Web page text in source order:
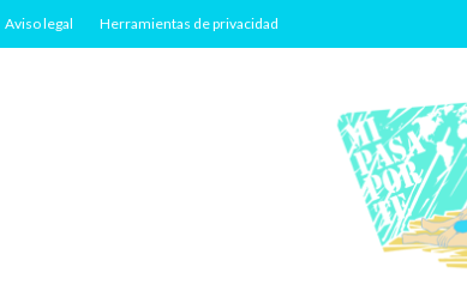
Aviso legal Herramientas de privacidad